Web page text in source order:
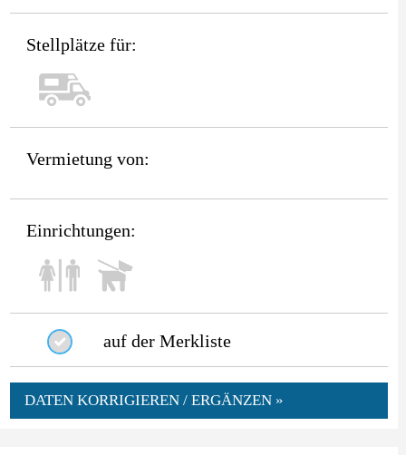
Stellplätze für:
Vermietung von:
Einrichtungen:
auf der Merkliste
DATEN KORRIGIEREN / ERGÄNZEN »